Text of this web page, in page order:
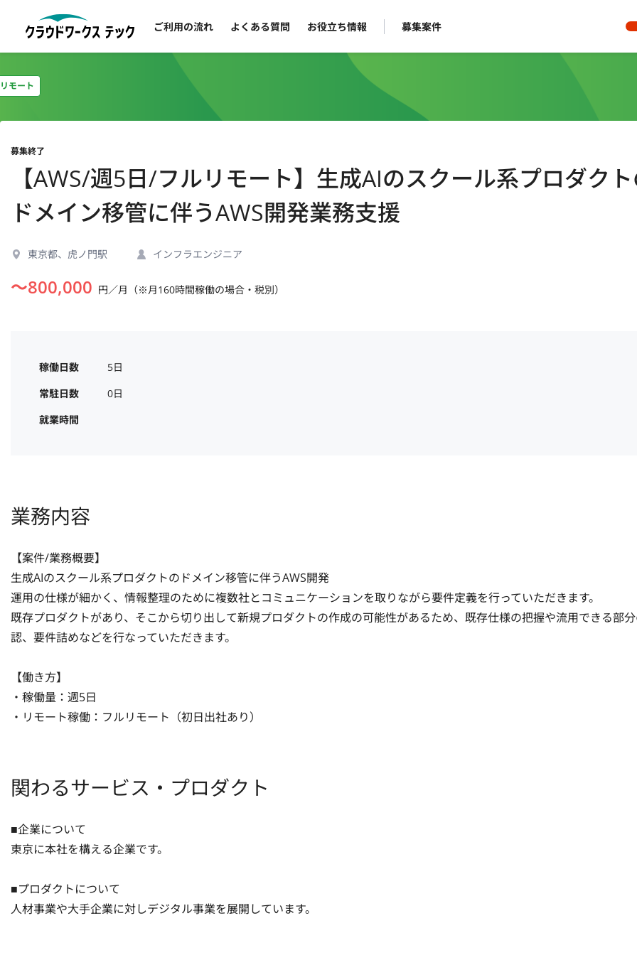
ご利用の流れ よくある質問 お役立ち情報 募集案件
モート
募集終了
【AWS/週5日/フルリモート】生成AIのスクール系プロダク
ドメイン移管に伴うAWS開発業務支援
東京都、虎ノ門駅 インフラエンジニア
〜800,000 円／月（※月160時間稼働の場合・税別）
稼働日数
5日
常駐日数
0日
就業時間
業務内容
【案件/業務概要】
生成AIのスクール系プロダクトのドメイン移管に伴うAWS開発
運用の仕様が細かく、情報整理のために複数社とコミュニケーションを取りながら要件定義を行っていただきます。
既存プロダクトがあり、そこから切り出して新規プロダクトの作成の可能性があるため、既存仕様の把握や流用できる部
認、要件詰めなどを行なっていただきます。
【働き方】
・稼働量：週5日
・リモート稼働：フルリモート（初日出社あり）
関わるサービス・プロダクト
■企業について
東京に本社を構える企業です。
■プロダクトについて
人材事業や大手企業に対しデジタル事業を展開しています。